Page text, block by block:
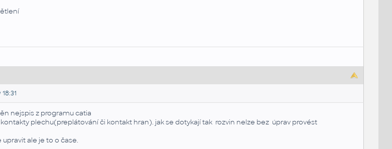
nejspis z programu catia
plechu(preplátování či kontakt hran). jak se dotykají tak rozvin nelze bez úprav provést
ale je to o čase.